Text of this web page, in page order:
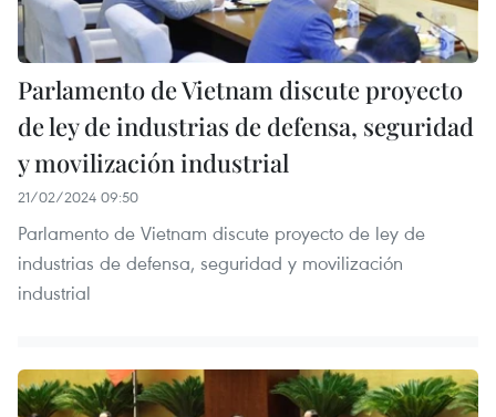
Parlamento de Vietnam discute proyecto
de ley de industrias de defensa, seguridad
y movilización industrial
21/02/2024 09:50
Parlamento de Vietnam discute proyecto de ley de
industrias de defensa, seguridad y movilización
industrial